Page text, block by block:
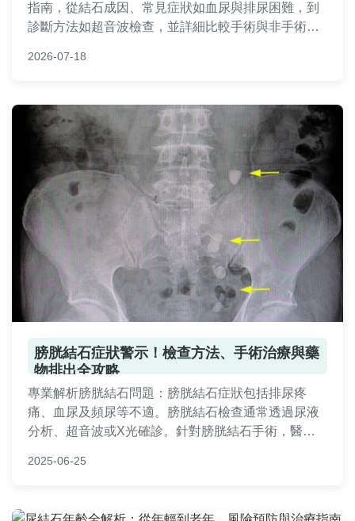
指南，從結石成因、常見症狀如血尿與排尿困難，到
診斷方法如超音波檢查，並詳細比較手術與非手術治
慣，文中還分享真實案例與常見QA，幫助您全面守護
2026-07-18
膀胱結石症狀警示！檢查方法、手術治療與藥
物排出全攻略
專業解析膀胱結石問題：膀胱結石症狀包括排尿疼
痛、血尿及頻尿等不適。膀胱結石檢查通常透過尿液
分析、超音波或X光確診。針對膀胱結石手術，醫師
怎麼排出？小結石可多喝水自然排出，大結石需醫療
2025-06-25